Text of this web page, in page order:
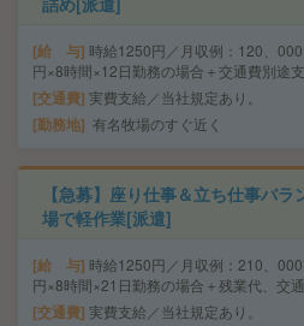
給 与 時給1250円／月収例：120、
円×8時間×12日勤務の場合＋交通費別途
交通費 実費支給／当社規定あり。
勤務地 有名牧場のすぐ近く
【急募】座り仕事＆立ち仕事バ
場で軽作業[派遣]
給 与 時給1250円／月収例：210、
円×8時間×21日勤務の場合＋残業代、交
交通費 実費支給／当社規定あり。